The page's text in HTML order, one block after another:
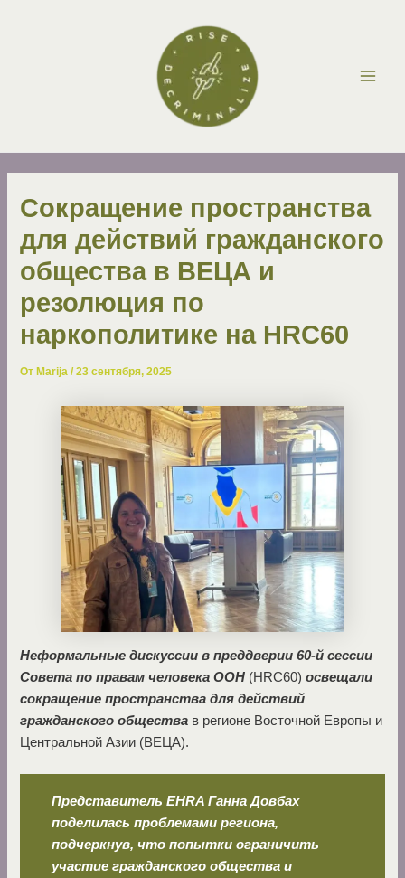
Сокращение пространства
для действий гражданского
общества в ВЕЦА и
резолюция по
наркополитике на HRC60
От Marija/23 сентября, 2025
Неформальные дискуссии в преддверии 60-й сессии
Совета по правам человека ООН (HRC60)освещали
сокращение пространства для действий
гражданского общества в регионе Восточной Европы и
Центральной Азии (ВЕЦА).
ПредставительEHRA Ганна Довбах
поделилась проблемами региона,
подчеркнув, что попытки ограничить
участие гражданского общества и